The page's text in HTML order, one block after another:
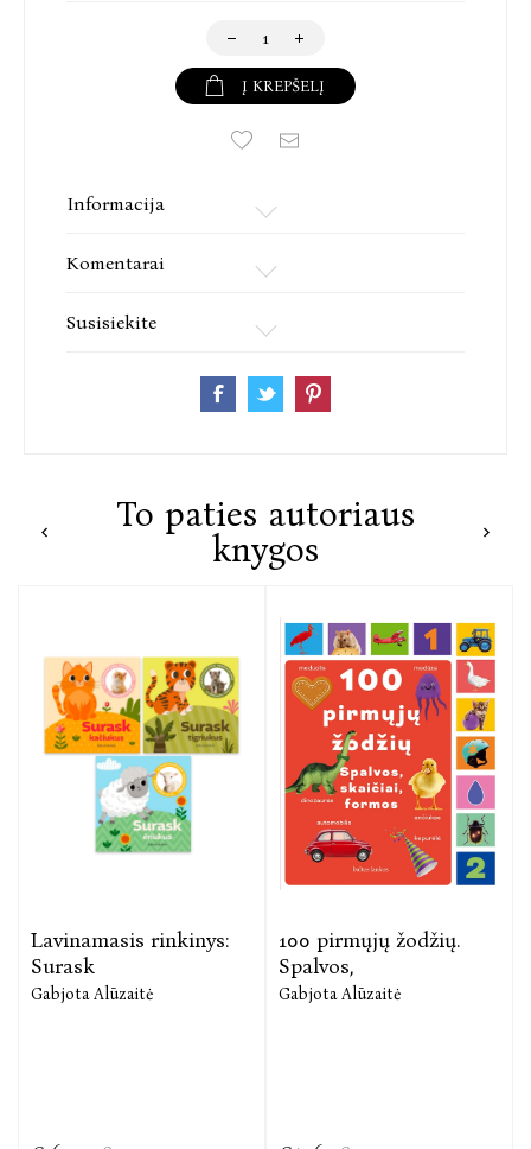
Į KREPŠELĮ
Informacija
Komentarai
Susisiekite
To paties autoriaus
knygos
Lavinamasis rinkinys:
Surask
Gabjota Alūzaitė
100 pirmųjų žodžių.
Spalvos,
Gabjota Alūzaitė